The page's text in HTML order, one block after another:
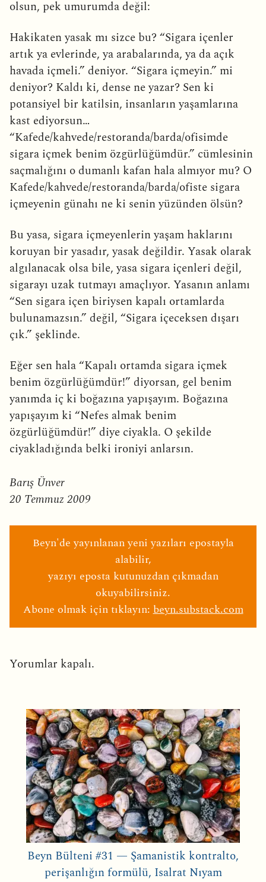
olsun, pek umurumda değil:
Hakikaten yasak mı sizce bu? “Sigara içenler
artık ya evlerinde, ya arabalarında, ya da açık
havada içmeli.” deniyor. “Sigara içmeyin.” mi
deniyor? Kaldı ki, dense ne yazar? Sen ki
potansiyel bir katilsin, insanların yaşamlarına
kast ediyorsun…
“Kafede/kahvede/restoranda/barda/ofisimde
sigara içmek benim özgürlüğümdür.” cümlesinin
saçmalığını o dumanlı kafan hala almıyor mu? O
Kafede/kahvede/restoranda/barda/ofiste sigara
içmeyenin günahı ne ki senin yüzünden ölsün?
Bu yasa, sigara içmeyenlerin yaşam haklarını
koruyan bir yasadır, yasak değildir. Yasak olarak
algılanacak olsa bile, yasa sigara içenleri değil,
sigarayı uzak tutmayı amaçlıyor. Yasanın anlamı
“Sen sigara içen biriysen kapalı ortamlarda
bulunamazsın.” değil, “Sigara içeceksen dışarı
çık.” şeklinde.
Eğer sen hala “Kapalı ortamda sigara içmek
benim özgürlüğümdür!” diyorsan, gel benim
yanımda iç ki boğazına yapışayım. Boğazına
yapışayım ki “Nefes almak benim
özgürlüğümdür!” diye ciyakla. O şekilde
ciyakladığında belki ironiyi anlarsın.
Barış Ünver
20 Temmuz 2009
Beyn'de yayınlanan yeni yazıları epostayla
alabilir,
yazıyı eposta kutunuzdan çıkmadan
okuyabilirsiniz.
Abone olmak için tıklayın:beyn.substack.com
Yorumlar kapalı.
Beyn Bülteni #31 — Şamanistik kontralto,
perişanlığın formülü, Isalrat Nıyam